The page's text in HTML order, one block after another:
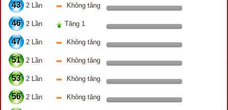
43 2 Lần Không tăng
46 2 Lần Tăng 1
47 2 Lần Không tăng
51 2 Lần Không tăng
53 2 Lần Không tăng
56 2 Lần Không tăng